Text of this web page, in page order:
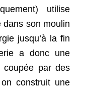
utilise
dans son moulin
jusqu’à la fin
a donc une
coupée par des
construit une